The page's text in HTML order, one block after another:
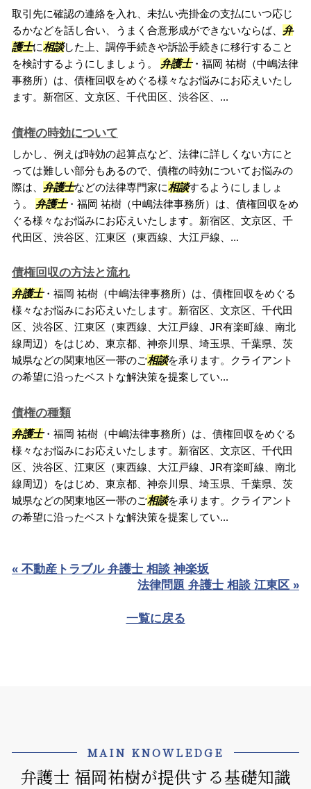
取引先に確認の連絡を入れ、未払い売掛金の支払にいつ応じ
るかなどを話し合い、うまく合意形成ができないならば、 弁
護士に相談した上、調停手続きや訴訟手続きに移行すること
を検討するようにしましょう。 弁護士・福岡 祐樹（中嶋法律
事務所）は、債権回収をめぐる様々なお悩みにお応えいたし
ます。新宿区、文京区、千代田区、渋谷区、...
債権の時効について
しかし、例えば時効の起算点など、法律に詳しくない方にと
っては難しい部分もあるので、債権の時効についてお悩みの
際は、 弁護士などの法律専門家に相談するようにしましょ
う。 弁護士・福岡 祐樹（中嶋法律事務所）は、債権回収をめ
ぐる様々なお悩みにお応えいたします。新宿区、文京区、千
代田区、渋谷区、江東区（東西線、大江戸線、...
債権回収の方法と流れ
弁護士・福岡 祐樹（中嶋法律事務所）は、債権回収をめぐる
様々なお悩みにお応えいたします。新宿区、文京区、千代田
区、渋谷区、江東区（東西線、大江戸線、JR有楽町線、南北
線周辺）をはじめ、東京都、神奈川県、埼玉県、千葉県、茨
城県などの関東地区一帯のご相談を承ります。クライアント
の希望に沿ったベストな解決策を提案してい...
債権の種類
弁護士・福岡 祐樹（中嶋法律事務所）は、債権回収をめぐる
様々なお悩みにお応えいたします。新宿区、文京区、千代田
区、渋谷区、江東区（東西線、大江戸線、JR有楽町線、南北
線周辺）をはじめ、東京都、神奈川県、埼玉県、千葉県、茨
城県などの関東地区一帯のご相談を承ります。クライアント
の希望に沿ったベストな解決策を提案してい...
« 不動産トラブル 弁護士 相談 神楽坂
法律問題 弁護士 相談 江東区 »
一覧に戻る
MAIN KNOWLEDGE
弁護士 福岡祐樹が提供する基礎知識